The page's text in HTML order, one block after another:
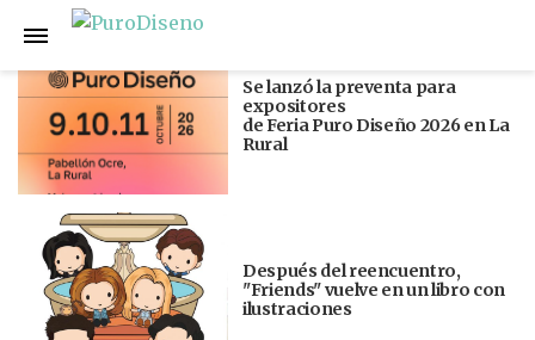
Anterior
Se lanzó la preventa para
expositores
de Feria Puro Diseño 2026 en La
Rural
Después del reencuentro,
"Friends" vuelve en un libro con
ilustraciones
Siguiente